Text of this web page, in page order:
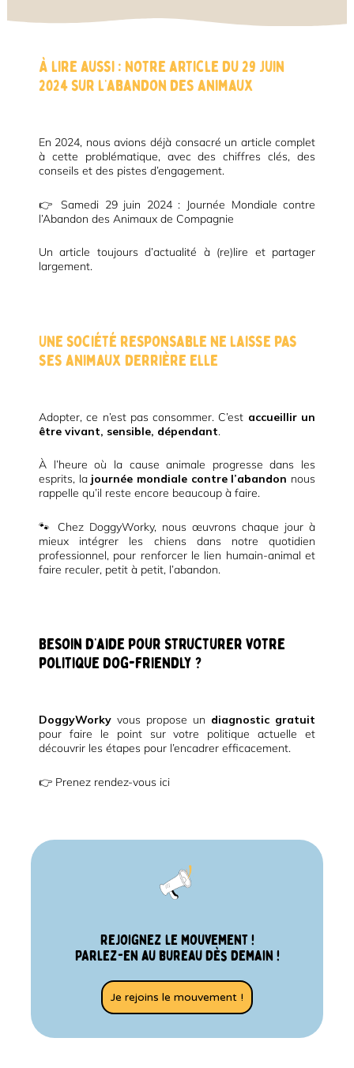
À lire aussi : notre article du 29 juin
2024 sur l’abandon des animaux
En 2024, nous avions déjà consacré un article complet
à cette problématique, avec des chiffres clés, des
conseils et des pistes d’engagement.
👉Samedi 29 juin 2024 : Journée Mondiale contre
l’Abandon des Animaux de Compagnie
Un article toujours d’actualité à (re)lire et partager
largement.
Une société responsable ne laisse pas
ses animaux derrière elle
Adopter, ce n’est pas consommer. C’est accueillir un
être vivant, sensible, dépendant.
À l’heure où la cause animale progresse dans les
esprits, la journée mondiale contre l’abandon nous
rappelle qu’il reste encore beaucoup à faire.
🐾 Chez DoggyWorky, nous œuvrons chaque jour à
mieux intégrer les chiens dans notre quotidien
professionnel, pour renforcer le lien humain-animal et
faire reculer, petit à petit, l’abandon.
Besoin d’aide pour structurer votre
politique dog-friendly ?
DoggyWorkyvous propose un diagnostic gratuit
pour faire le point sur votre politique actuelle et
découvrir les étapes pour l’encadrer efficacement.
👉 Prenez rendez-vous ici
Rejoignez le mouvement !
PArlez-en au bureau dès demain !
Je rejoins le mouvement !